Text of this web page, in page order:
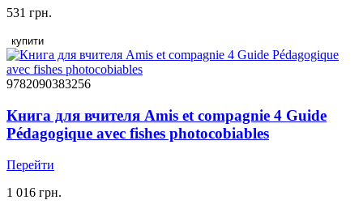
531 грн.
купити
9782090383256
Книга для вчителя Amis et compagnie 4 Guide
Pédagogique avec fishes photocobiables
Перейти
1 016 грн.